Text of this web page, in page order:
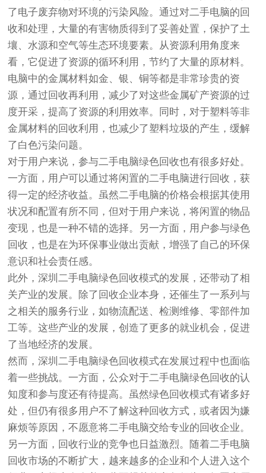
了电子废弃物对环境的污染风险。通过对二手电脑的回
收和处理，大量的有害物质得到了妥善处置，保护了土
壤、水源和空气等生态环境要素。从资源利用角度来
看，它促进了资源的循环利用，节约了大量的原材料。
电脑中的金属材料如金、银、铜等都是非常珍贵的资
源，通过回收再利用，减少了对这些金属矿产资源的过
度开采，提高了资源的利用效率。同时，对于塑料等非
金属材料的回收利用，也减少了塑料垃圾的产生，缓解
了白色污染问题。
对于用户来说，参与二手电脑绿色回收也有很多好处。
一方面，用户可以通过将闲置的二手电脑进行回收，获
得一定的经济收益。虽然二手电脑的价格会根据其使用
状况和配置有所不同，但对于用户来说，将闲置的物品
变现，也是一种不错的选择。另一方面，用户参与绿色
回收，也是在为环保事业做出贡献，增强了自己的环保
意识和社会责任感。
此外，深圳二手电脑绿色回收模式的发展，还带动了相
关产业的发展。除了回收企业本身，还催生了一系列与
之相关的服务行业，如物流配送、检测维修、零部件加
工等。这些产业的发展，创造了更多的就业机会，促进
了当地经济的发展。
然而，深圳二手电脑绿色回收模式在发展过程中也面临
着一些挑战。一方面，公众对于二手电脑绿色回收的认
知度和参与度还有待提高。虽然绿色回收模式有诸多好
处，但仍有很多用户不了解这种回收方式，或者因为嫌
麻烦等原因，不愿意将二手电脑交给专业的回收企业。
另一方面，回收行业的竞争也日益激烈。随着二手电脑
回收市场的不断扩大，越来越多的企业和个人进入这个